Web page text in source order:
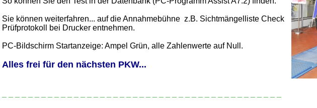
Sie können weiterfahren... auf die Annahmebühne z.B. Sichtmängelliste Check
Prüfprotokoll bei Drucker entnehmen.
PC-Bildschirm Startanzeige: Ampel Grün, alle Zahlenwerte auf Null.
Alles frei für den nächsten PKW...